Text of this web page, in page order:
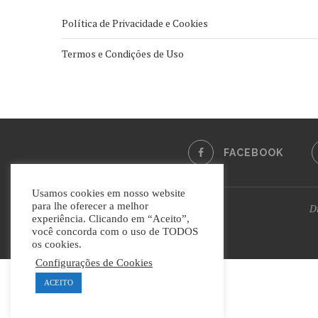
Política de Privacidade e Cookies
Termos e Condições de Uso
FACEBOOK
Usamos cookies em nosso website
para lhe oferecer a melhor
experiência. Clicando em “Aceito”,
você concorda com o uso de TODOS
os cookies.
Configurações de Cookies
ACEITO